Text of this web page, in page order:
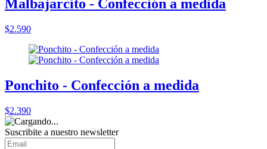
Malbajarcito - Confección a medida
$2.590
Ponchito - Confección a medida
$2.390
Suscribite a nuestro newsletter